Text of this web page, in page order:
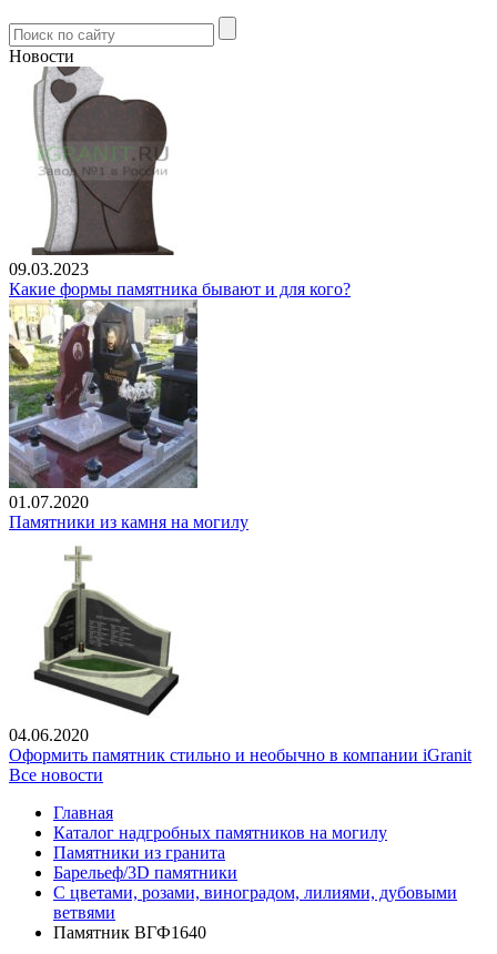
Новости
09.03.2023
Какие формы памятника бывают и для кого?
01.07.2020
Памятники из камня на могилу
04.06.2020
Оформить памятник стильно и необычно в компании iGranit
Все новости
Главная
Каталог надгробных памятников на могилу
Памятники из гранита
Барельеф/3D памятники
С цветами, розами, виноградом, лилиями, дубовыми
ветвями
Памятник ВГФ1640